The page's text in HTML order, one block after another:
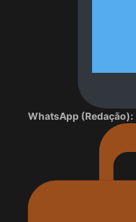
WhatsApp (Redação):